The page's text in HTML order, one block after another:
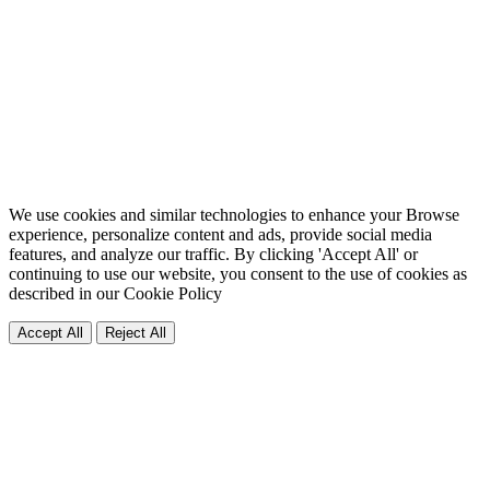
We use cookies and similar technologies to enhance your Browse
experience, personalize content and ads, provide social media
features, and analyze our traffic. By clicking 'Accept All' or
continuing to use our website, you consent to the use of cookies as
described in ourCookie Policy
Accept All Reject All